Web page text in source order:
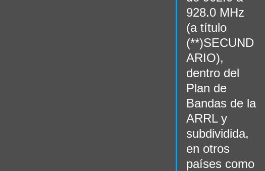
928.0 MHz
(a título
(**)SECUND
ARIO),
dentro del
Plan de
Bandas de la
ARRL y
subdividida,
en otros
países como